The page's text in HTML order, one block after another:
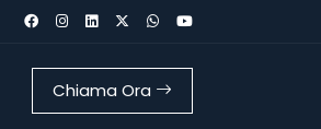
Chiama Ora